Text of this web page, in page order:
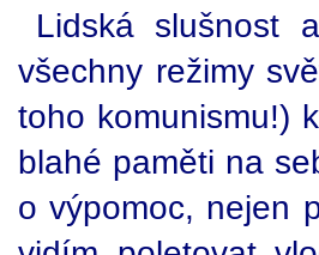
Lidská slušnost
všechny režimy
toho komunismu!)
blahé paměti na
o výpomoc, nejen